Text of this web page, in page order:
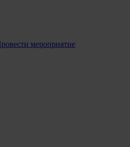
мероприятие